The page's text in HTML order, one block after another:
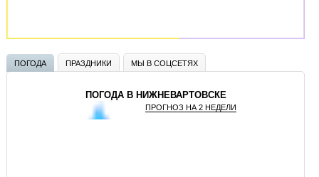
ПОГОДА ПРАЗДНИКИ МЫ В СОЦСЕТЯХ
ПОГОДА В НИЖНЕВАРТОВСКЕ
ПРОГНОЗ НА 2 НЕДЕЛИ